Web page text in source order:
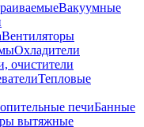
Вакуумные
Вентиляторы
Охладители
очистители
Тепловые
печиБанные
вытяжные